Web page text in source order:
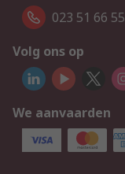
023 51 66
Volg ons op
We aanvaarden